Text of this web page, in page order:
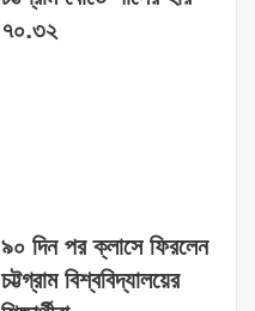
৭০.৩২
৯০ দিন পর ক্লাসে ফিরলেন
চট্টগ্রাম বিশ্ববিদ্যালয়ের